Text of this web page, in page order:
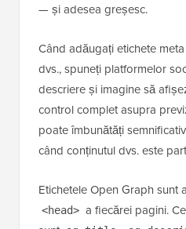
— și adesea greșesc.
Când adăugați etichete
dvs., spuneți platformelor
descriere și imagine să
control complet asupra
poate îmbunătăți
când conținutul dvs. este
Etichetele Open Graph sunt
<head> a fiecărei pagini.